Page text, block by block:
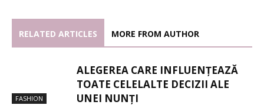
RELATED ARTICLES MORE FROM AUTHOR
FASHION
ALEGEREA CARE INFLUENȚEAZĂ
TOATE CELELALTE DECIZII ALE
UNEI NUNȚI